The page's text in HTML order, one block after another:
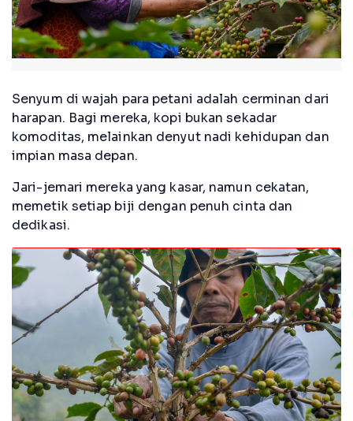
Senyum di wajah para petani adalah cerminan dari
harapan. Bagi mereka, kopi bukan sekadar
komoditas, melainkan denyut nadi kehidupan dan
impian masa depan.
Jari-jemari mereka yang kasar, namun cekatan,
memetik setiap biji dengan penuh cinta dan
dedikasi.